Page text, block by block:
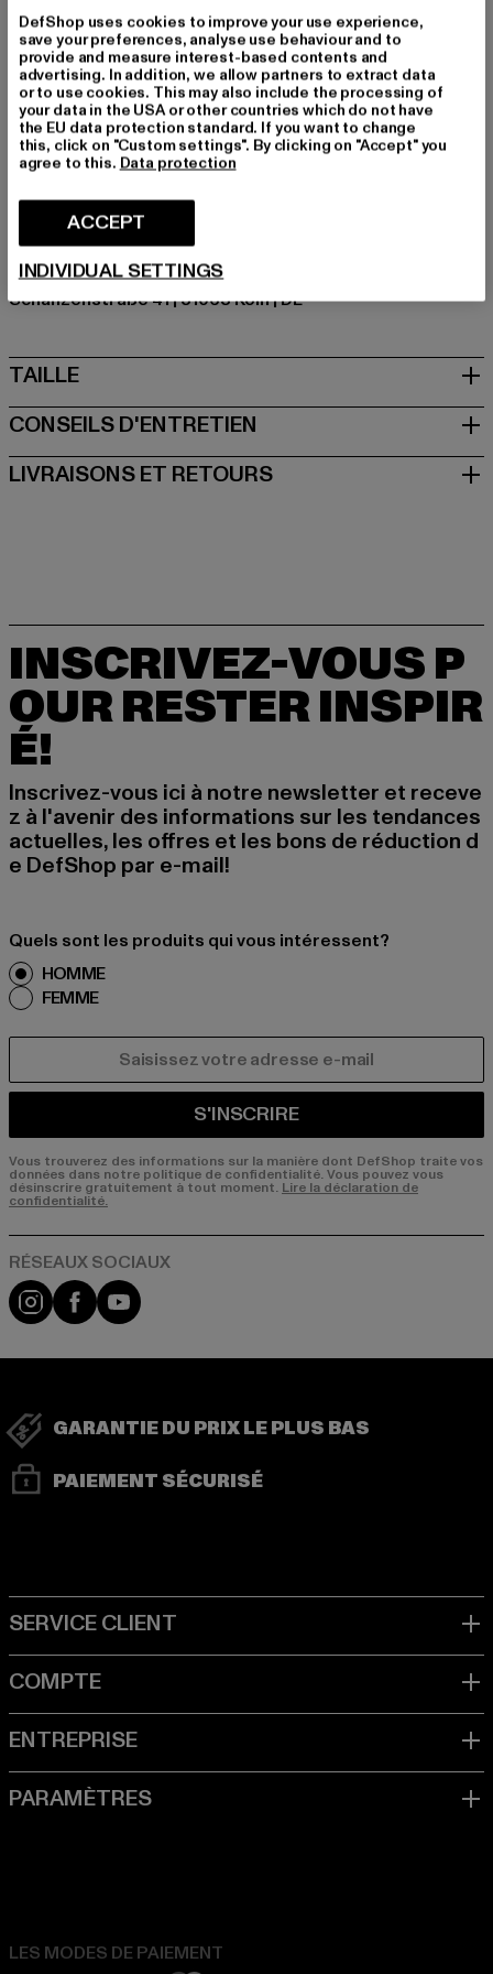
Marque: aimn
Catégorie: Trousers - undefined
Couleur: beige
Couleur du fabricant: beige
Composition du matériau: 80% Polyester, 20%
Élasthanne
Art.Nr: PD00002791-00003
Fabricant: Urban Styles Agency GmbH & Co. KG |
agentur@urbanstylesagency.com
Schanzenstraße 41 | 51063 Köln | DE
TAILLE
CONSEILS D'ENTRETIEN
LIVRAISONS ET RETOURS
INSCRIVEZ-VOUS P
OUR RESTER INSPIR
É!
Inscrivez-vous ici à notre newsletter et receve
z à l'avenir des informations sur les tendances
actuelles, les offres et les bons de réduction d
e DefShop par e-mail!
Quels sont les produits qui vous intéressent?
HOMME
FEMME
S'INSCRIRE
Vous trouverez des informations sur la manière dont DefShop traite vos
données dans notre politique de confidentialité. Vous pouvez vous
désinscrire gratuitement à tout moment. Lire la déclaration de
confidentialité.
Visit our Instagram page:
Visit our Facebook page:
Visit our YouTube channel:
GARANTIE DU PRIX LE PLUS BAS
PAIEMENT SÉCURISÉ
LES MODES DE PAIEMENT
DefShop uses cookies to improve your use experience,
save your preferences, analyse use behaviour and to
provide and measure interest-based contents and
advertising. In addition, we allow partners to extract data
or to use cookies. This may also include the processing of
your data in the USA or other countries which do not have
the EU data protection standard. If you want to change
this, click on "Custom settings". By clicking on "Accept" you
agree to this. Data protection
ACCEPT
INDIVIDUAL SETTINGS